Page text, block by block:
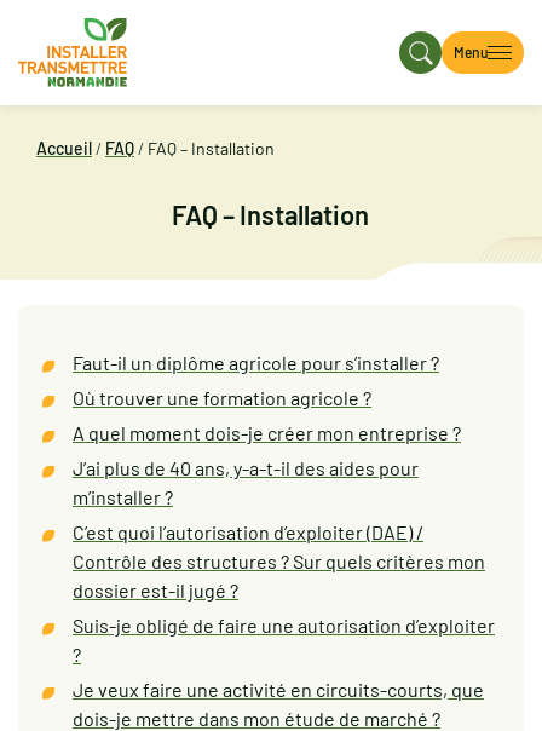
Menu
Accueil/ FAQ/ FAQ – Installation
FAQ – Installation
Faut-il un diplôme agricole pour s’installer ?
Où trouver une formation agricole ?
A quel moment dois-je créer mon entreprise ?
J’ai plus de 40 ans, y-a-t-il des aides pour
m’installer ?
C’est quoi l’autorisation d’exploiter (DAE) /
Contrôle des structures ? Sur quels critères mon
dossier est-il jugé ?
Suis-je obligé de faire une autorisation d’exploiter
?
Je veux faire une activité en circuits-courts, que
dois-je mettre dans mon étude de marché ?